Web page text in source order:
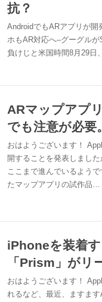
抗？
AndroidでもARアプリが
ホもAR対応へ–グーグル
負けじと米国時間8月29日
ARマップアプ
でも注意が必要
おはようございます！
開することを発表しまし
ここまで進んでいるよう
たマップアプリの試作品…
iPhoneを装着す
「Prism」がリ
おはようございます！
れるなど、最近、ますま